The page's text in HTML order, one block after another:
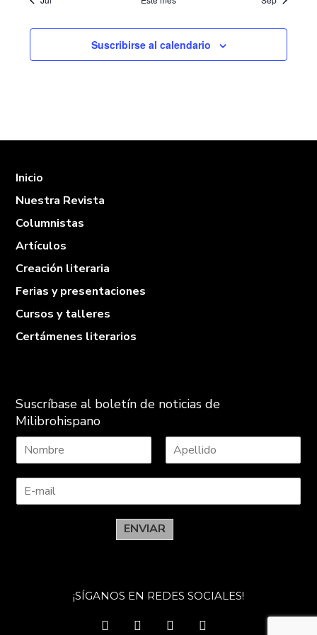
Suscribirse al calendario
Inicio
Nuestra Revista
Columnistas
Artículos
Creación literaria
Ferias y presentaciones
Cursos y talleres
Certámenes literarios
Suscríbase al boletín de noticias de
Milibrohispano
o
b
p
l
d
ENVIAR
¡SÍGANOS EN REDES SOCIALES!
facebooktwitter instagramyoutube